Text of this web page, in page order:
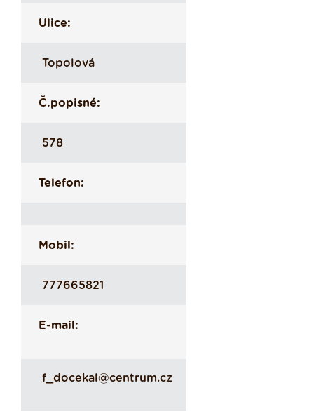
Ulice:
Topolová
Č.popisné:
578
Telefon:
Mobil:
777665821
E-mail:
f_docekal@centrum.cz